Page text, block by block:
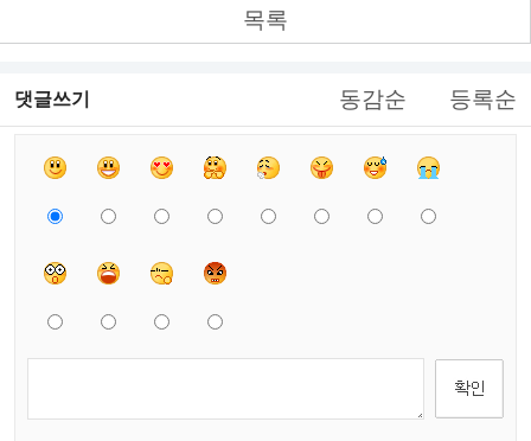
목록
댓글쓰기 동감순 등록순